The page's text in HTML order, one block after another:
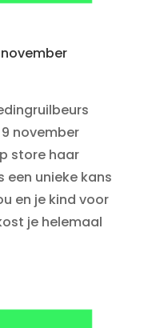
november
store haar
een unieke kans
en je kind voor
je helemaal